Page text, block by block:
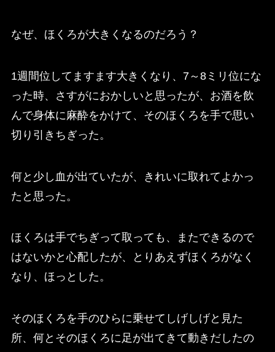
なぜ、ほくろが大きくなるのだろう？
1週間位してますます大きくなり、7～8ミリ位にな
った時、さすがにおかしいと思ったが、お酒を飲
んで身体に麻酔をかけて、そのほくろを手で思い
切り引きちぎった。
何と少し血が出ていたが、きれいに取れてよかっ
たと思った。
ほくろは手でちぎって取っても、またできるので
はないかと心配したが、とりあえずほくろがなく
なり、ほっとした。
そのほくろを手のひらに乗せてしげしげと見た
所、何とそのほくろに足が出てきて動きだしたの